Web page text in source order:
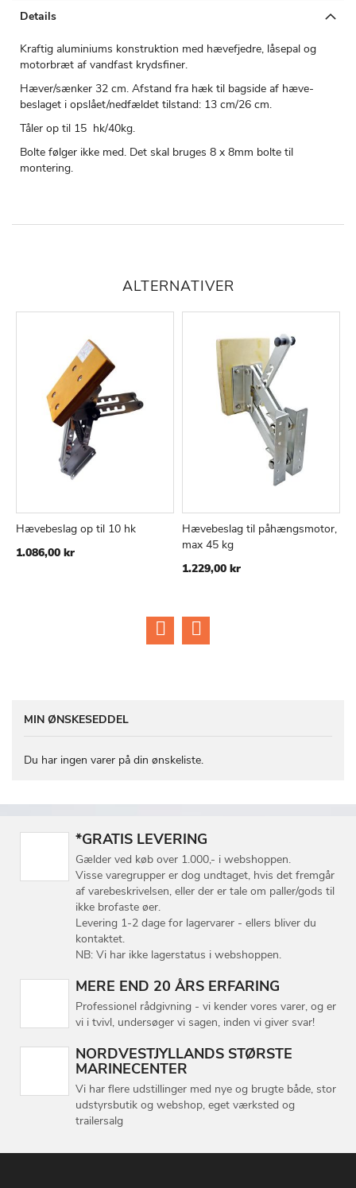
Details
Kraftig aluminiums konstruktion med hævefjedre, låsepal og
motorbræt af vandfast krydsfiner.
Hæver/sænker 32 cm. Afstand fra hæk til bagside af hæve-
beslaget i opslået/nedfældet tilstand: 13 cm/26 cm.
Tåler op til 15 hk/40kg.
Bolte følger ikke med. Det skal bruges 8 x 8mm bolte til
montering.
ALTERNATIVER
SAMMENLIGN
Hævebeslag op til 10 hk
1.086,00 kr
Læg i kurv
TILFØJ
Hævebeslag til påhængsmotor,
max 45 kg
1.229,00 kr
MIN ØNSKESEDDEL
Du har ingen varer på din ønskeliste.
*GRATIS LEVERING
Gælder ved køb over 1.000,- i webshoppen.
Visse varegrupper er dog undtaget, hvis det fremgår
af varebeskrivelsen, eller der er tale om paller/gods til
ikke brofaste øer.
Levering 1-2 dage for lagervarer - ellers bliver du
kontaktet.
NB: Vi har ikke lagerstatus i webshoppen.
MERE END 20 ÅRS ERFARING
Professionel rådgivning - vi kender vores varer, og er
vi i tvivl, undersøger vi sagen, inden vi giver svar!
NORDVESTJYLLANDS STØRSTE
MARINECENTER
Vi har flere udstillinger med nye og brugte både, stor
udstyrsbutik og webshop, eget værksted og
trailersalg